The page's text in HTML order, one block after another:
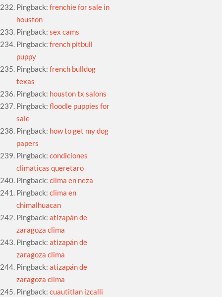
Pingback:frenchie for sale in
houston
Pingback:sex cams
Pingback:french pitbull
puppy
Pingback:french bulldog
texas
Pingback: houston tx salons
Pingback:floodle puppies for
sale
Pingback: how to get my dog
papers
Pingback:condiciones
climaticas queretaro
Pingback:clima en neza
Pingback:clima en
chimalhuacan
Pingback:atizapán de
zaragoza clima
Pingback:atizapán de
zaragoza clima
Pingback:atizapán de
zaragoza clima
Pingback:cuautitlan izcalli